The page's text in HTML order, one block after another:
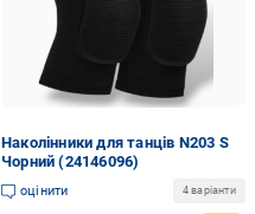
Наколінники для танців N203 S
Чорний (24146096)
оцінити 4 варіанти